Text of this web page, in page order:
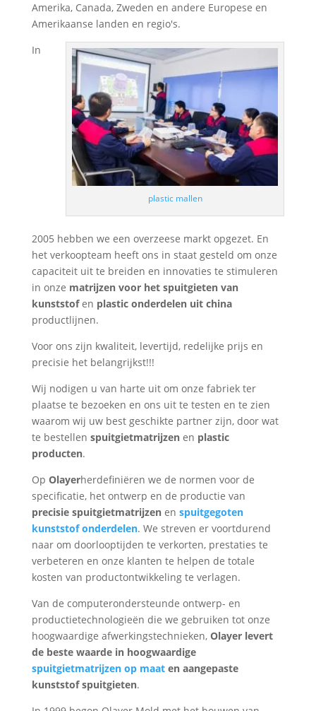
Amerika, Canada, Zweden en andere Europese en
Amerikaanse landen en regio's.
plastic mallen
In
2005 hebben we een overzeese markt opgezet. En
het verkoopteam heeft ons in staat gesteld om onze
capaciteit uit te breiden en innovaties te stimuleren
in onze matrijzen voor het spuitgieten van
kunststofen plastic onderdelen uit china
productlijnen.
Voor ons zijn kwaliteit, levertijd, redelijke prijs en
precisie het belangrijkst!!!
Wij nodigen u van harte uit om onze fabriek ter
plaatse te bezoeken en ons uit te testen en te zien
waarom wij uw best geschikte partner zijn, door wat
te bestellen spuitgietmatrijzenen plastic
producten.
Op Olayerherdefiniëren we de normen voor de
specificatie, het ontwerp en de productie van
precisie spuitgietmatrijzenen spuitgegoten
kunststof onderdelen. We streven er voortdurend
naar om doorlooptijden te verkorten, prestaties te
verbeteren en onze klanten te helpen de totale
kosten van productontwikkeling te verlagen.
Van de computerondersteunde ontwerp- en
productietechnologieën die we gebruiken tot onze
hoogwaardige afwerkingstechnieken, Olayer levert
de beste waarde in hoogwaardige
spuitgietmatrijzen op maaten aangepaste
kunststof spuitgieten.